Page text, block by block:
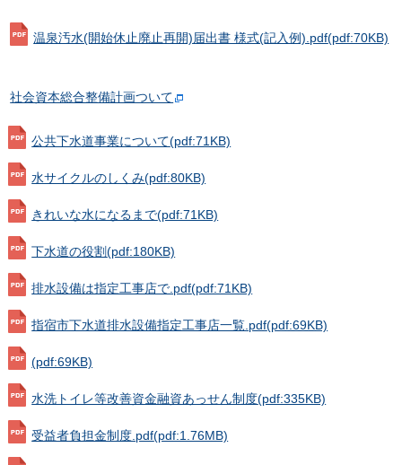
温泉汚水(開始休止廃止再開)届出書 様式(記入例).pdf(pdf:70KB)
社会資本総合整備計画ついて
公共下水道事業について(pdf:71KB)
水サイクルのしくみ(pdf:80KB)
きれいな水になるまで(pdf:71KB)
下水道の役割(pdf:180KB)
排水設備は指定工事店で.pdf(pdf:71KB)
指宿市下水道排水設備指定工事店一覧.pdf(pdf:69KB)
(pdf:69KB)
水洗トイレ等改善資金融資あっせん制度(pdf:335KB)
受益者負担金制度.pdf(pdf:1.76MB)